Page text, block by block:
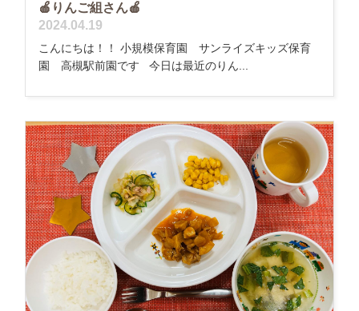
🍎りんご組さん🍎
2024.04.19
こんにちは！！ 小規模保育園 サンライズキッズ保育
園 高槻駅前園です 今日は最近のりん...